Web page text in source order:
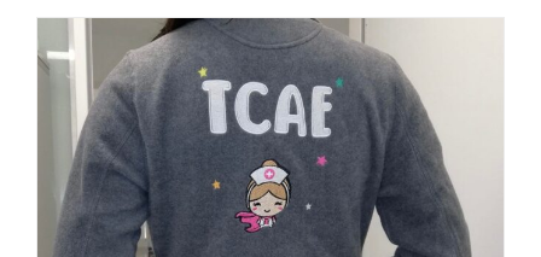
variantes.
Las
opciones
se
pueden
elegir